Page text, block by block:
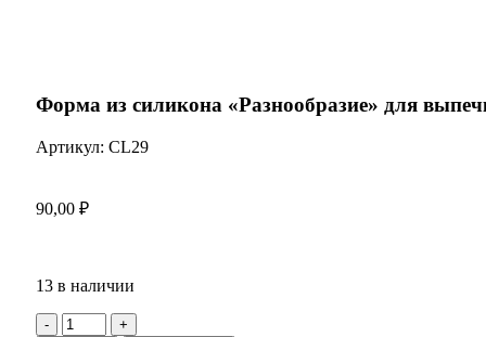
Форма из силикона «Разнообразие» для
Артикул: CL29
90,00 ₽
13 в наличии